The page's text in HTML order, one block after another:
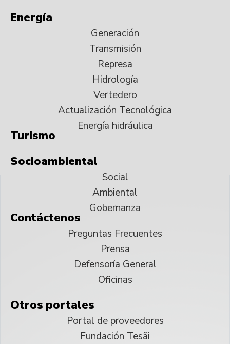
Energía
Generación
Transmisión
Represa
Hidrología
Vertedero
Actualización Tecnológica
Energía hidráulica
Turismo
Socioambiental
Social
Ambiental
Gobernanza
Contáctenos
Preguntas Frecuentes
Prensa
Defensoría General
Oficinas
Otros portales
Portal de proveedores
Fundación Tesãi